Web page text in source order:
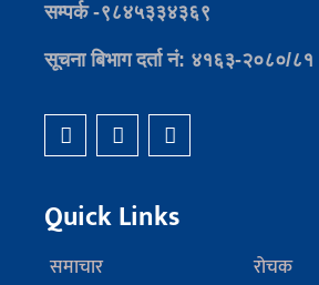
सम्पर्क -९८४५३३४३६९
सूचना बिभाग दर्ता नं: ४१६३-२०८०/८१
Quick Links
समाचार
रोचक